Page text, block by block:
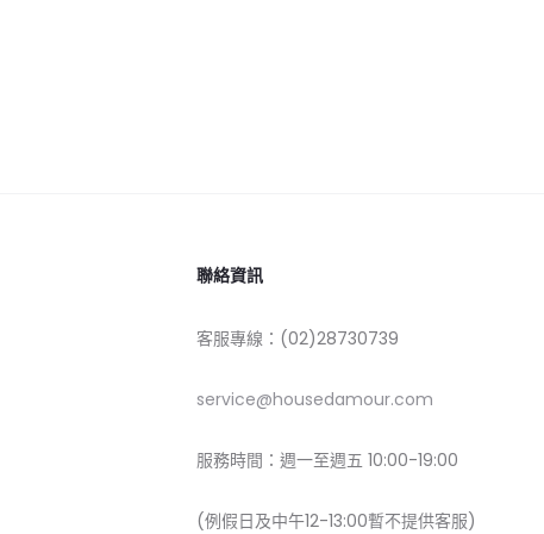
聯絡資訊
客服專線：(02)28730739
service@housedamour.com
服務時間：週一至週五 10:00-19:00
(例假日及中午12-13:00暫不提供客服)